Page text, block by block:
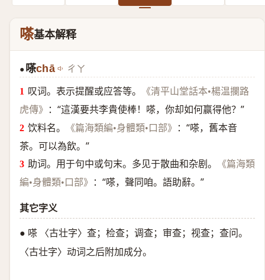
嗏基本解释
● 嗏chā ㄔㄚ
叹词。表示提醒或应答等。
《清平山堂話本•楊温攔路
虎傳》
：“這漢要共李貴使棒！嗏，你却如何赢得他？”
饮料名。
《篇海類編•身體類•口部》
：“嗏，舊本音
茶。可以為飲。”
助词。用于句中或句末。多见于散曲和杂剧。
《篇海類
編•身體類•口部》
：“嗏，聲同咱。語助辭。”
其它字义
● 嗏 〈古壮字〉查；检查；调查；审查；视查；查问。
〈古壮字〉动词之后附加成分。